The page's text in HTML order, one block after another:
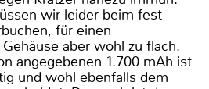
wir leider beim fest
für einen
aber wohl zu flach.
angegebenen 1.700 mAh ist
und wohl ebenfalls dem